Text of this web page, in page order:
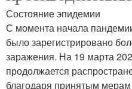
Коронавирус для
российской экономики
Состояние эпидемии
С момента начала
было зарегистрировано
заражения. На 19 марта
продолжается
благодаря принятым